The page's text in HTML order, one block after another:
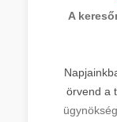
A
örvend a